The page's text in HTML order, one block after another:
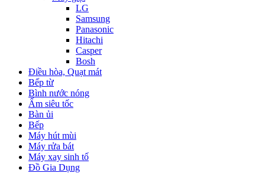
LG
Samsung
Panasonic
Hitachi
Casper
Bosh
Điều hòa, Quạt mát
Bếp từ
Bình nước nóng
Ấm siêu tốc
Bàn ủi
Bếp
Máy hút mùi
Máy rửa bát
Máy xay sinh tố
Đồ Gia Dụng